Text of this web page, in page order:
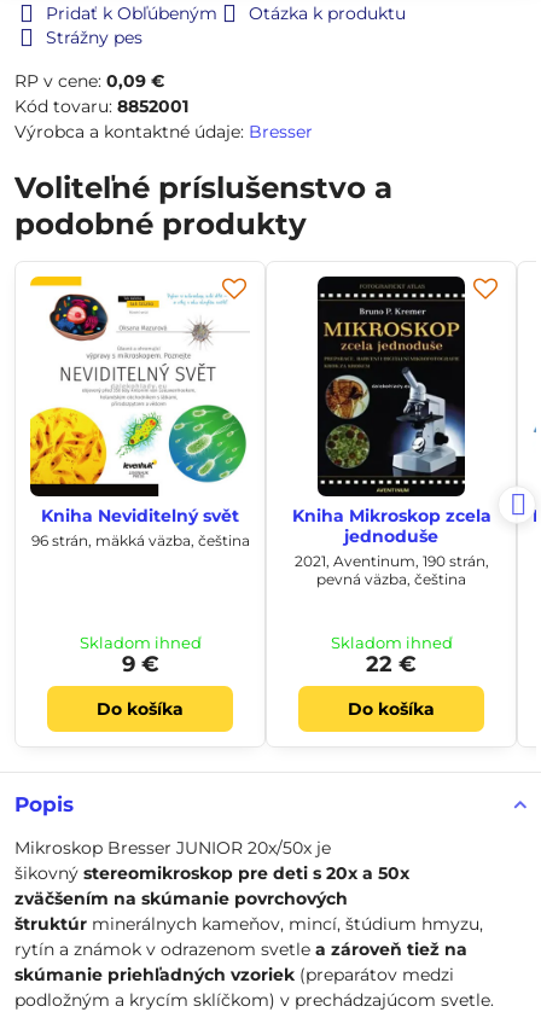
Pridať k Obľúbeným
Otázka k produktu
Strážny pes
RP v cene: 0,09 €
Kód tovaru: 8852001
Výrobca a kontaktné údaje: Bresser
Popis
Mikroskop Bresser JUNIOR 20x/50x je
šikovný stereomikroskop pre deti s 20x a 50x
zväčšením na skúmanie povrchových
štruktúr minerálnych kameňov, mincí, štúdium hmyzu,
rytín a známok v odrazenom svetle a zároveň tiež na
skúmanie priehľadných vzoriek (preparátov medzi
podložným a krycím sklíčkom) v prechádzajúcom svetle.
Voliteľné príslušenstvo a
podobné produkty
Kniha Neviditelný svět
96 strán, mäkká väzba, čeština
Skladom ihneď
9 €
Do košíka
Kniha Mikroskop zcela
jednoduše
2021, Aventinum, 190 strán,
pevná väzba, čeština
Skladom ihneď
22 €
Do košíka